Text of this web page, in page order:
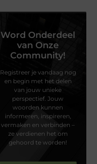
Word Onderdeel
van Onze
Community!
Registreer je vandaag nog
en begin met het delen
van jouw unieke
perspectief. Jouw
woorden kunnen
informeren, inspireren,
vermaken en verbinden –
ze verdienen het om
gehoord te worden!